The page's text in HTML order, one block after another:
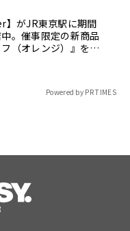
】がJR東京駅に期間
。催事限定の新商品
フ（オレンジ）』をご
ております！
Powered by PR TIMES